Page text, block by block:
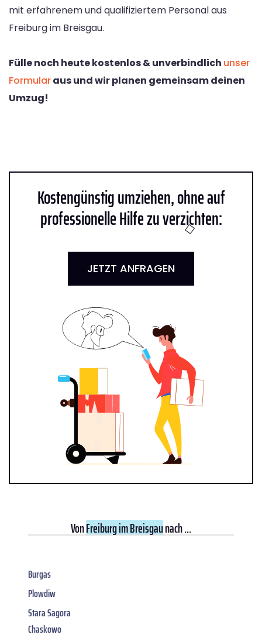
mit erfahrenem und qualifiziertem Personal aus
Freiburg im Breisgau.
Fülle noch heute kostenlos & unverbindlich unser
Formularaus und wir planen gemeinsam deinen
Umzug!
Kostengünstig umziehen, ohne auf
professionelle Hilfe zu verzichten:
JETZT ANFRAGEN
VonFreiburg im Breisgaunach ...
Burgas
Plowdiw
Stara Sagora
Chaskowo